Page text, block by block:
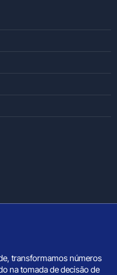
transformamos números
na tomada de decisão de